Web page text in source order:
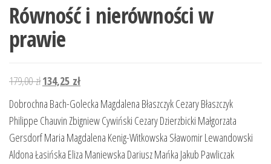
Równość i nierówności w
prawie
179,00złPierwotna
cena
wynosiła:
179,00 zł.
134,25 złAktualna
cena
wynosi:
134,25 zł.
Dobrochna Bach-Golecka Magdalena Błaszczyk Cezary Błaszczyk
Philippe Chauvin Zbigniew Cywiński Cezary Dzierzbicki Małgorzata
Gersdorf Maria Magdalena Kenig-Witkowska Sławomir Lewandowski
Aldona Łasińska Eliza Maniewska Dariusz Mańka Jakub Pawliczak